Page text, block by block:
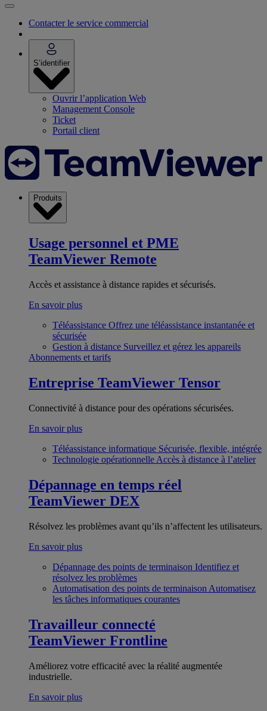
Contacter le service commercial
S’identifier
Ouvrir l’application Web
Management Console
Ticket
Portail client
Produits
Usage personnel et PME
TeamViewer Remote
Accès et assistance à distance rapides et sécurisés.
En savoir plus
Téléassistance Offrez une téléassistance instantanée et
sécurisée
Gestion à distance Surveillez et gérez les appareils
Abonnements et tarifs
Entreprise TeamViewer Tensor
Connectivité à distance pour des opérations sécurisées.
En savoir plus
Téléassistance informatique Sécurisée, flexible, intégrée
Technologie opérationnelle Accès à distance à l’atelier
Dépannage en temps réel
TeamViewer DEX
Résolvez les problèmes avant qu’ils n’affectent les utilisateurs.
En savoir plus
Dépannage des points de terminaison Identifiez et
résolvez les problèmes
Automatisation des points de terminaison Automatisez
les tâches informatiques courantes
Travailleur connecté
TeamViewer Frontline
Améliorez votre efficacité avec la réalité augmentée
industrielle.
En savoir plus